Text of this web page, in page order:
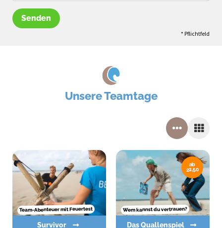
Senden
* Pflichtfeld
Unsere Teamtage
Team-Abenteuer mit Feuertest
Survivor
ab
22,50
Wem kannst du vertrauen?
Das Quallenspiel